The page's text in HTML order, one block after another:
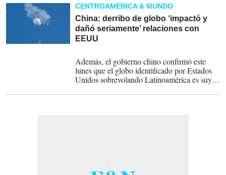
CENTROAMÉRICA & MUNDO
China: derribo de globo ‘impactó y
dañó seriamente’ relaciones con
EEUU
Además, el gobierno chino confirmó este
lunes que el globo identificado por Estados
Unidos sobrevolando Latinoamérica es suyo,
derribado por Estados Unidos el pasado fin